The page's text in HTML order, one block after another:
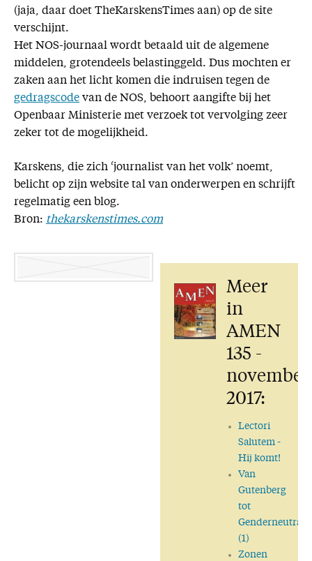
(jaja, daar doet TheKarskensTimes aan) op de site
verschijnt.
Het NOS-journaal wordt betaald uit de algemene
middelen, grotendeels belastinggeld. Dus mochten er
zaken aan het licht komen die indruisen tegen de
gedragscode van de NOS, behoort aangifte bij het
Openbaar Ministerie met verzoek tot vervolging zeer
zeker tot de mogelijkheid.
Karskens, die zich ‘journalist van het volk’ noemt,
belicht op zijn website tal van onderwerpen en schrijft
regelmatig een blog.
Bron: thekarskenstimes.com
Meer
in
AMEN
135 -
november
2017:
Lectori
Salutem-
Hij komt!
Van
Gutenberg
tot
Genderneutraal
(1)
Zonen